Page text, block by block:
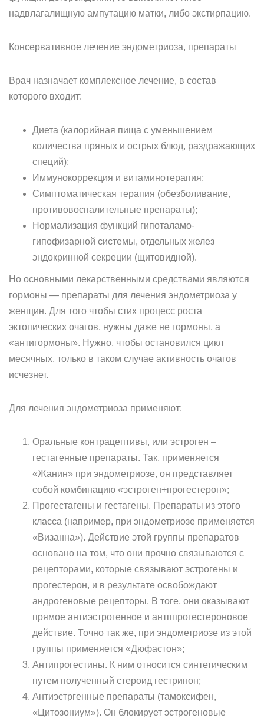
надвлагалищную ампутацию матки, либо экстирпацию.
Консервативное лечение эндометриоза, препараты
Врач назначает комплексное лечение, в состав
которого входит:
Диета (калорийная пища с уменьшением
количества пряных и острых блюд, раздражающих
специй);
Иммунокоррекция и витаминотерапия;
Симптоматическая терапия (обезболивание,
противовоспалительные препараты);
Нормализация функций гипоталамо-
гипофизарной системы, отдельных желез
эндокринной секреции (щитовидной).
Но основными лекарственными средствами являются
гормоны — препараты для лечения эндометриоза у
женщин. Для того чтобы стих процесс роста
эктопических очагов, нужны даже не гормоны, а
«антигормоны». Нужно, чтобы остановился цикл
месячных, только в таком случае активность очагов
исчезнет.
Для лечения эндометриоза применяют:
Оральные контрацептивы, или эстроген –
гестагенные препараты. Так, применяется
«Жанин» при эндометриозе, он представляет
собой комбинацию «эстроген+прогестерон»;
Прогестагены и гестагены. Препараты из этого
класса (например, при эндометриозе применяется
«Визанна»). Действие этой группы препаратов
основано на том, что они прочно связываются с
рецепторами, которые связывают эстрогены и
прогестерон, и в результате освобождают
андрогеновые рецепторы. В тоге, они оказывают
прямое антиэстрогенное и антппрогестероновое
действие. Точно так же, при эндометриозе из этой
группы применяется «Дюфастон»;
Антипрогестины. К ним относится синтетическим
путем полученный стероид гестринон;
Антиэстргенные препараты (тамоксифен,
«Цитозониум»). Он блокирует эстрогеновые